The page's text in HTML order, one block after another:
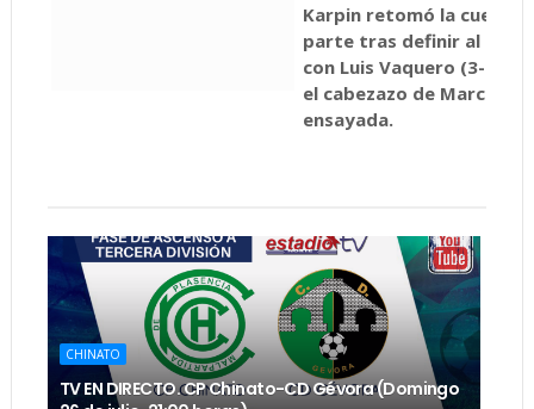
Karpin retomó la cuenta
parte tras definir al palo
con Luis Vaquero (3-1).
el cabezazo de Marcos
ensayada.
CHINATO
TV EN DIRECTO. CP Chinato-CD Gévora (Domingo